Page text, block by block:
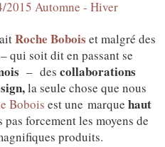
Roche Bobois et malgré des
– qui soit dit en passant se
– des collaborations
la seule chose que nous
Bobois est une marque haut
pas forcement les moyens de
produits.